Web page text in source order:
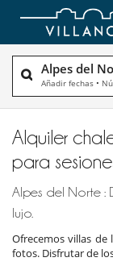
Alpes del
Añadir fechas •
Alquiler
para
Alpes del Norte :
lujo.
Ofrecemos villas
fotos. Disfrutar de